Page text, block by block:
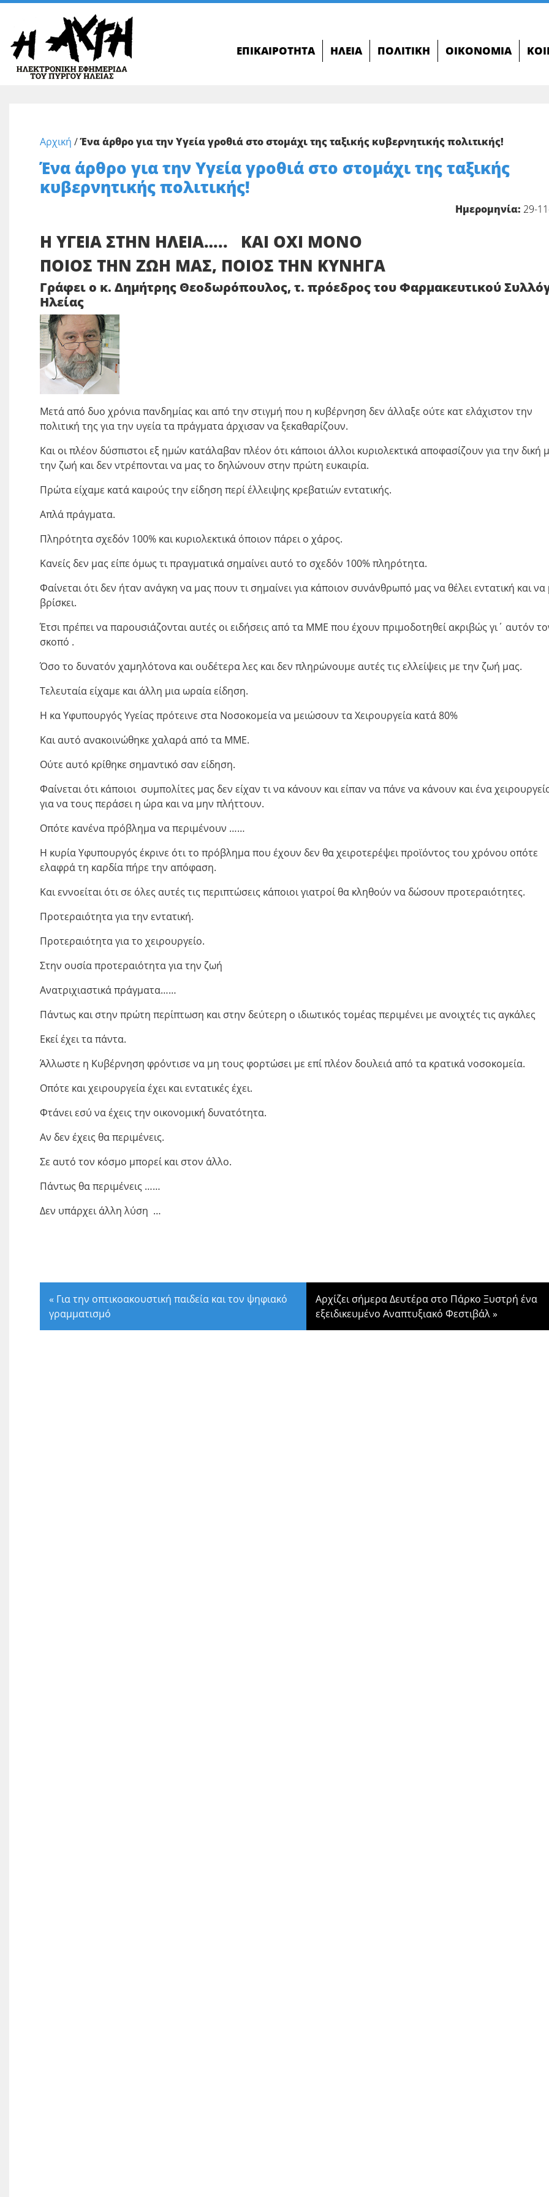
ΕΠΙΚΑΙΡΌΤΗΤΑ ΗΛΕΊΑ ΠΟΛΙΤΙΚΉ ΟΙΚΟΝΟΜΊΑ
Αρχική /Ένα άρθρο για την Υγεία γροθιά στο στομάχι της ταξικής κυβερνητικής πολιτικής!
Ένα άρθρο για την Υγεία γροθιά στο στομάχι της ταξικής
κυβερνητικής πολιτικής!
Ημερομηνία: 29-
Η ΥΓΕΙΑ ΣΤΗΝ ΗΛΕΙΑ….. ΚΑΙ ΟΧΙ ΜΟΝΟ
ΠΟΙΟΣ ΤΗΝ ΖΩΗ ΜΑΣ, ΠΟΙΟΣ ΤΗΝ ΚΥΝΗΓΑ
Γράφει ο κ. Δημήτρης Θεοδωρόπουλος, τ. πρόεδρος του Φαρμακευτικού
Ηλείας
Μετά από δυο χρόνια πανδημίας και από την στιγμή που η κυβέρνηση δεν άλλαξε ούτε κατ ελάχιστον την
πολιτική της για την υγεία τα πράγματα άρχισαν να ξεκαθαρίζουν.
Και οι πλέον δύσπιστοι εξ ημών κατάλαβαν πλέον ότι κάποιοι άλλοι κυριολεκτικά αποφασίζουν για την δική
την ζωή και δεν ντρέπονται να μας το δηλώνουν στην πρώτη ευκαιρία.
Πρώτα είχαμε κατά καιρούς την είδηση περί έλλειψης κρεβατιών εντατικής.
Απλά πράγματα.
Πληρότητα σχεδόν 100% και κυριολεκτικά όποιον πάρει ο χάρος.
Κανείς δεν μας είπε όμως τι πραγματικά σημαίνει αυτό το σχεδόν 100% πληρότητα.
Φαίνεται ότι δεν ήταν ανάγκη να μας πουν τι σημαίνει για κάποιον συνάνθρωπό μας να θέλει εντατική και να
βρίσκει.
Έτσι πρέπει να παρουσιάζονται αυτές οι ειδήσεις από τα ΜΜΕ που έχουν πριμοδοτηθεί ακριβώς γι΄ αυτόν
σκοπό .
Όσο το δυνατόν χαμηλότονα και ουδέτερα λες και δεν πληρώνουμε αυτές τις ελλείψεις με την ζωή μας.
Τελευταία είχαμε και άλλη μια ωραία είδηση.
Η κα Υφυπουργός Υγείας πρότεινε στα Νοσοκομεία να μειώσουν τα Χειρουργεία κατά 80%
Και αυτό ανακοινώθηκε χαλαρά από τα ΜΜΕ.
Ούτε αυτό κρίθηκε σημαντικό σαν είδηση.
Φαίνεται ότι κάποιοι συμπολίτες μας δεν είχαν τι να κάνουν και είπαν να πάνε να κάνουν και ένα
για να τους περάσει η ώρα και να μην πλήττουν.
Οπότε κανένα πρόβλημα να περιμένουν ……
Η κυρία Υφυπουργός έκρινε ότι το πρόβλημα που έχουν δεν θα χειροτερέψει προϊόντος του χρόνου οπότε
ελαφρά τη καρδία πήρε την απόφαση.
Και εννοείται ότι σε όλες αυτές τις περιπτώσεις κάποιοι γιατροί θα κληθούν να δώσουν προτεραιότητες.
Προτεραιότητα για την εντατική.
Προτεραιότητα για το χειρουργείο.
Στην ουσία προτεραιότητα για την ζωή
Ανατριχιαστικά πράγματα……
Πάντως και στην πρώτη περίπτωση και στην δεύτερη ο ιδιωτικός τομέας περιμένει με ανοιχτές τις αγκάλες
Εκεί έχει τα πάντα.
Άλλωστε η Κυβέρνηση φρόντισε να μη τους φορτώσει με επί πλέον δουλειά από τα κρατικά νοσοκομεία.
Οπότε και χειρουργεία έχει και εντατικές έχει.
Φτάνει εσύ να έχεις την οικονομική δυνατότητα.
Αν δεν έχεις θα περιμένεις.
Σε αυτό τον κόσμο μπορεί και στον άλλο.
Πάντως θα περιμένεις ……
Δεν υπάρχει άλλη λύση …
« Για την οπτικοακουστική παιδεία και τον ψηφιακό
γραμματισμό
Αρχίζει σήμερα Δευτέρα στο Πάρκο Ξυστρή ένα
εξειδικευμένο Αναπτυξιακό Φεστιβάλ»